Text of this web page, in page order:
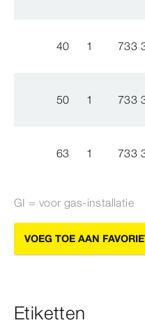
40 1 733
50 1 733
63 1 733
GI = voor gas-​installatie
VOEG TOE AAN
Etiketten